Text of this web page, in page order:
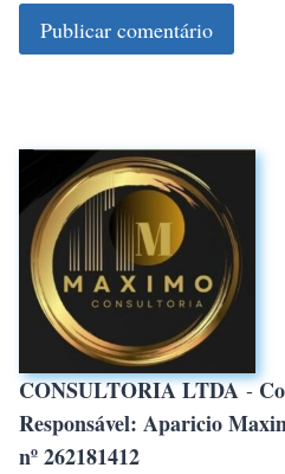
CONSULTORIA LTDA-
Responsável: Aparicio
nº 262181412